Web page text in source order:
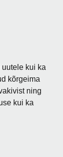
kui ka
kõrgeima
ning
kui ka